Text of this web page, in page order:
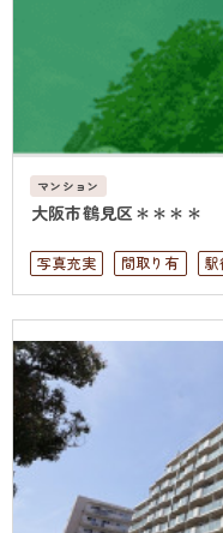
マンション
大阪市鶴見区＊＊＊＊
写真充実 間取り有
駅
ペット可
オートロック